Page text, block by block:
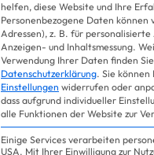
helfen, diese Website und Ihre
Personenbezogene Daten
Adressen), z. B. für
Anzeigen- und Inhaltsmessung.
Verwendung Ihrer Daten finden
Datenschutzerklärung. Sie können
Einstellungen widerrufen oder
dass aufgrund individueller
alle Funktionen der Website zur
Einige Services verarbeiten
USA. Mit Ihrer Einwilligung zur